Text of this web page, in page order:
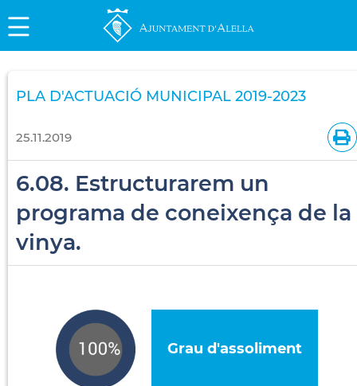
PLA D'ACTUACIÓ MUNICIPAL 2019-2023
25.11.2019
6.08. Estructurarem un
programa de coneixença de la
vinya.
Grau d'assoliment